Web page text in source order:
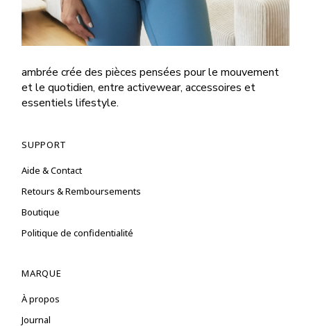
ambrée crée des pièces pensées pour le mouvement
et le quotidien, entre activewear, accessoires et
essentiels lifestyle.
SUPPORT
Aide & Contact
Retours & Remboursements
Boutique
Politique de confidentialité
MARQUE
À propos
Journal